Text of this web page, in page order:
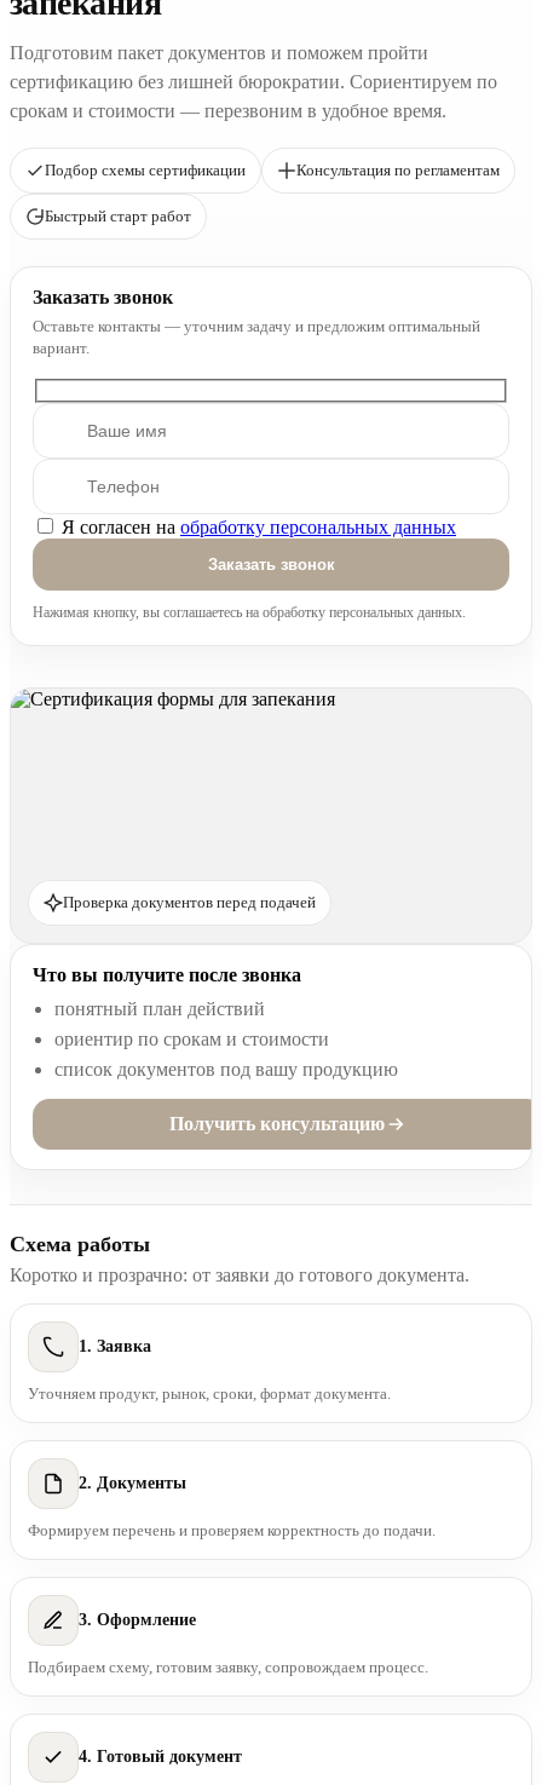
Подготовим пакет документов и поможем пройти
сертификацию без лишней бюрократии. Сориентируем по
срокам и стоимости — перезвоним в удобное время.
Подбор схемы сертификации Консультация по регламентам
Быстрый старт работ
Заказать звонок
Оставьте контакты — уточним задачу и предложим оптимальный
вариант.
Оставьте это поле пустым.
Я согласен на обработку персональных данных
Нажимая кнопку, вы соглашаетесь на обработку персональных данных.
Проверка документов перед подачей
Что вы получите после звонка
понятный план действий
ориентир по срокам и стоимости
список документов под вашу продукцию
Получить консультацию
Схема работы
Коротко и прозрачно: от заявки до готового документа.
1. Заявка
Уточняем продукт, рынок, сроки, формат документа.
2. Документы
Формируем перечень и проверяем корректность до подачи.
3. Оформление
Подбираем схему, готовим заявку, сопровождаем процесс.
4. Готовый документ